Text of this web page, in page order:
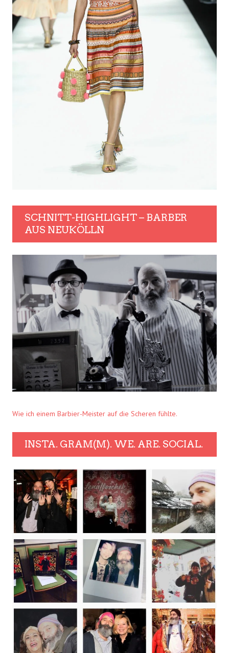
SCHNITT-HIGHLIGHT – BARBER
AUS NEUKÖLLN
Wie ich einem Barbier-Meister auf die Scheren fühlte.
INSTA. GRAM(M). WE. ARE. SOCIAL.